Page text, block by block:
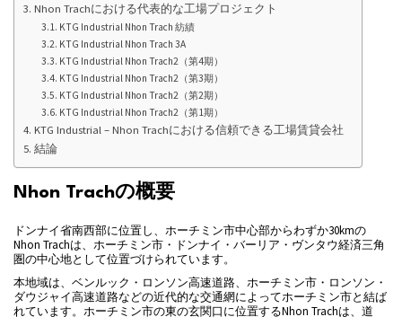
Nhon Trachにおける代表的な工場プロジェクト
KTG Industrial Nhon Trach 紡績
KTG Industrial Nhon Trach 3A
KTG Industrial Nhon Trach2（第4期）
KTG Industrial Nhon Trach2（第3期）
KTG Industrial Nhon Trach2（第2期）
KTG Industrial Nhon Trach2（第1期）
KTG Industrial – Nhon Trachにおける信頼できる工場賃貸会社
結論
Nhon Trachの概要
ドンナイ省南西部に位置し、ホーチミン市中心部からわずか30kmの
Nhon Trachは、ホーチミン市・ドンナイ・バーリア・ヴンタウ経済三角
圏の中心地として位置づけられています。
本地域は、ベンルック・ロンソン高速道路、ホーチミン市・ロンソン・
ダウジャイ高速道路などの近代的な交通網によってホーチミン市と結ば
れています。ホーチミン市の東の玄関口に位置するNhon Trachは、道